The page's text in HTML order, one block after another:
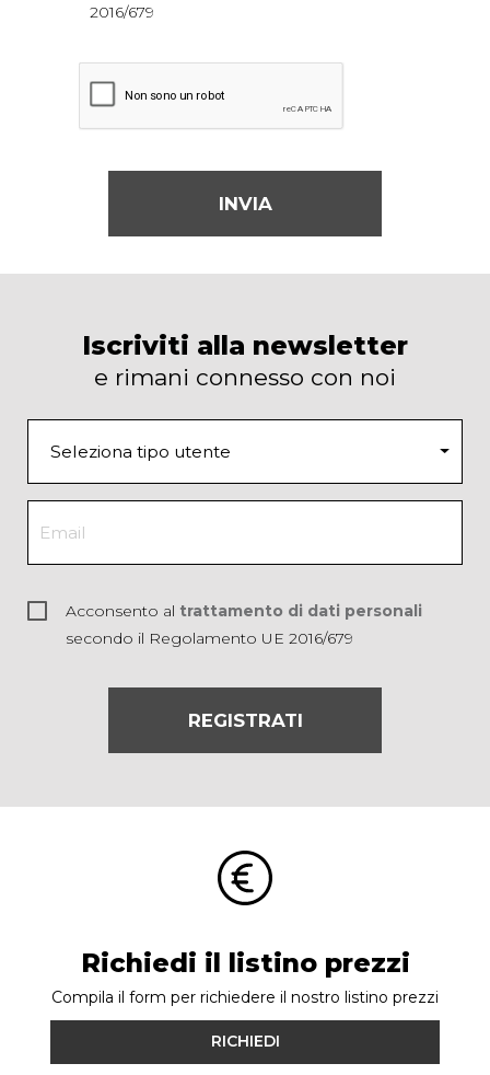
2016/679
INVIA
Iscriviti alla newsletter
e rimani connesso con noi
Acconsento al trattamento di dati personali
secondo il Regolamento UE 2016/679
REGISTRATI
Richiedi il listino prezzi
Compila il form per richiedere il nostro listino prezzi
RICHIEDI